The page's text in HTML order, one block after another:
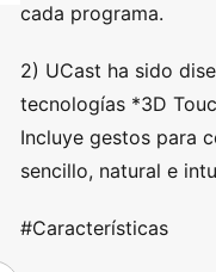
cada programa.
2) UCast ha sido
tecnologías *3D
Incluye gestos para
sencillo, natural e
#Características